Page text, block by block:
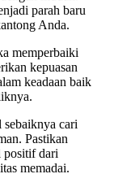
parah baru
Anda.
memperbaiki
kepuasan
keadaan baik
sebaiknya cari
Pastikan
positif dari
memadai.